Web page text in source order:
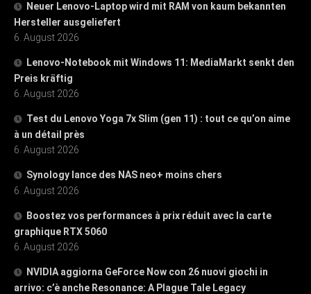
Neuer Lenovo-Laptop wird mit RAM von kaum bekannten
Hersteller ausgeliefert
6. August 2026
Lenovo-Notebook mit Windows 11: MediaMarkt senkt den
Preis kräftig
6. August 2026
Test du Lenovo Yoga 7x Slim (gen 11) : tout ce qu’on aime
à un détail près
6. August 2026
Synology lance des NAS neo+ moins chers
6. August 2026
Boostez vos performances à prix réduit avec la carte
graphique RTX 5060
6. August 2026
NVIDIA aggiorna GeForce Now con 26 nuovi giochi in
arrivo: c’è anche Resonance: A Plague Tale Legacy